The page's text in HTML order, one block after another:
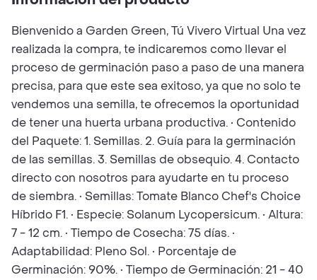
Bienvenido a Garden Green, Tú Vivero Virtual Una vez
realizada la compra, te indicaremos como llevar el
proceso de germinación paso a paso de una manera
precisa, para que este sea exitoso, ya que no solo te
vendemos una semilla, te ofrecemos la oportunidad
de tener una huerta urbana productiva. • Contenido
del Paquete: 1. Semillas. 2. Guía para la germinación
de las semillas. 3. Semillas de obsequio. 4. Contacto
directo con nosotros para ayudarte en tu proceso
de siembra. • Semillas: Tomate Blanco Chef's Choice
Híbrido F1. • Especie: Solanum Lycopersicum. • Altura:
7 - 12 cm. • Tiempo de Cosecha: 75 días. •
Adaptabilidad: Pleno Sol. • Porcentaje de
Germinación: 90%. • Tiempo de Germinación: 21 - 40